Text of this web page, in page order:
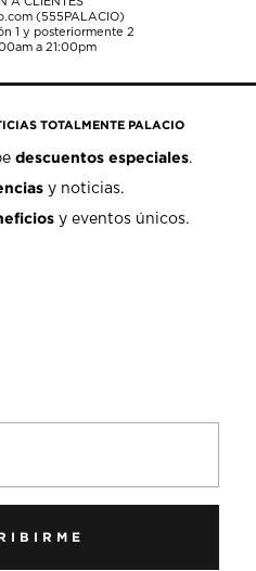
(555PALACIO)
1 y posteriormente 2
a 21:00pm
TOTALMENTE PALACIO
descuentos especiales.
y noticias.
y eventos únicos.